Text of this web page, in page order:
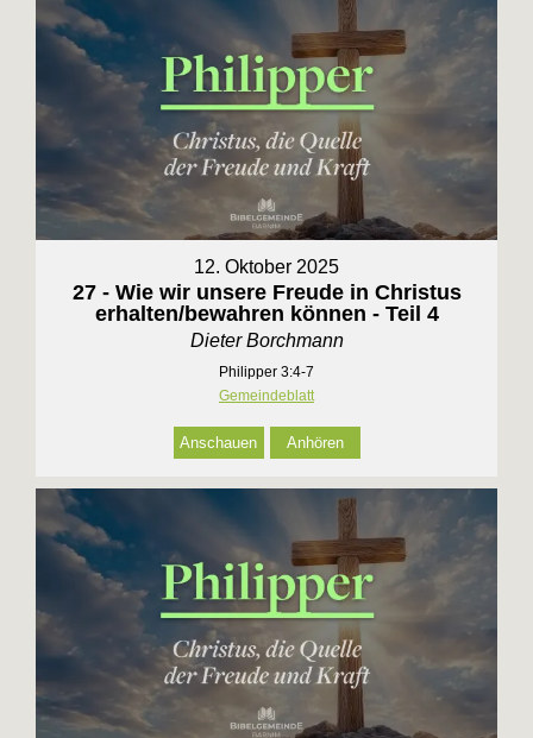
12. Oktober 2025
27 - Wie wir unsere Freude in Christus
erhalten/bewahren können - Teil 4
Dieter Borchmann
Philipper 3:4-7
Gemeindeblatt
Anschauen Anhören